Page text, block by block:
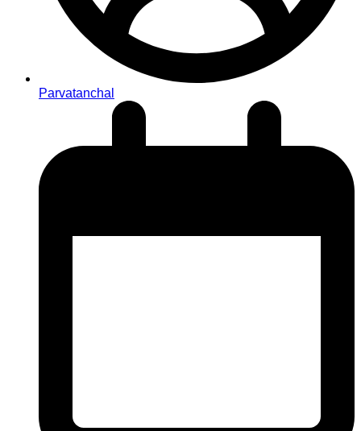
Parvatanchal